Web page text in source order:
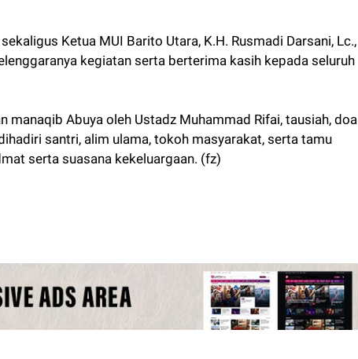
Ketua MUI Barito Utara, K.H. Rusmadi Darsani, Lc.,
kegiatan serta berterima kasih kepada seluruh
manaqib Abuya oleh Ustadz Muhammad Rifai, tausiah, doa
santri, alim ulama, tokoh masyarakat, serta tamu
serta suasana kekeluargaan. (fz)